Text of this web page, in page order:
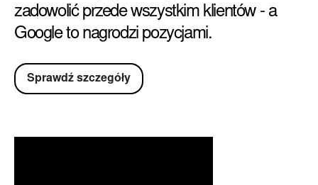
zadowolić przede wszystkim klientów - a
Google to nagrodzi pozycjami.
Sprawdź szczegóły